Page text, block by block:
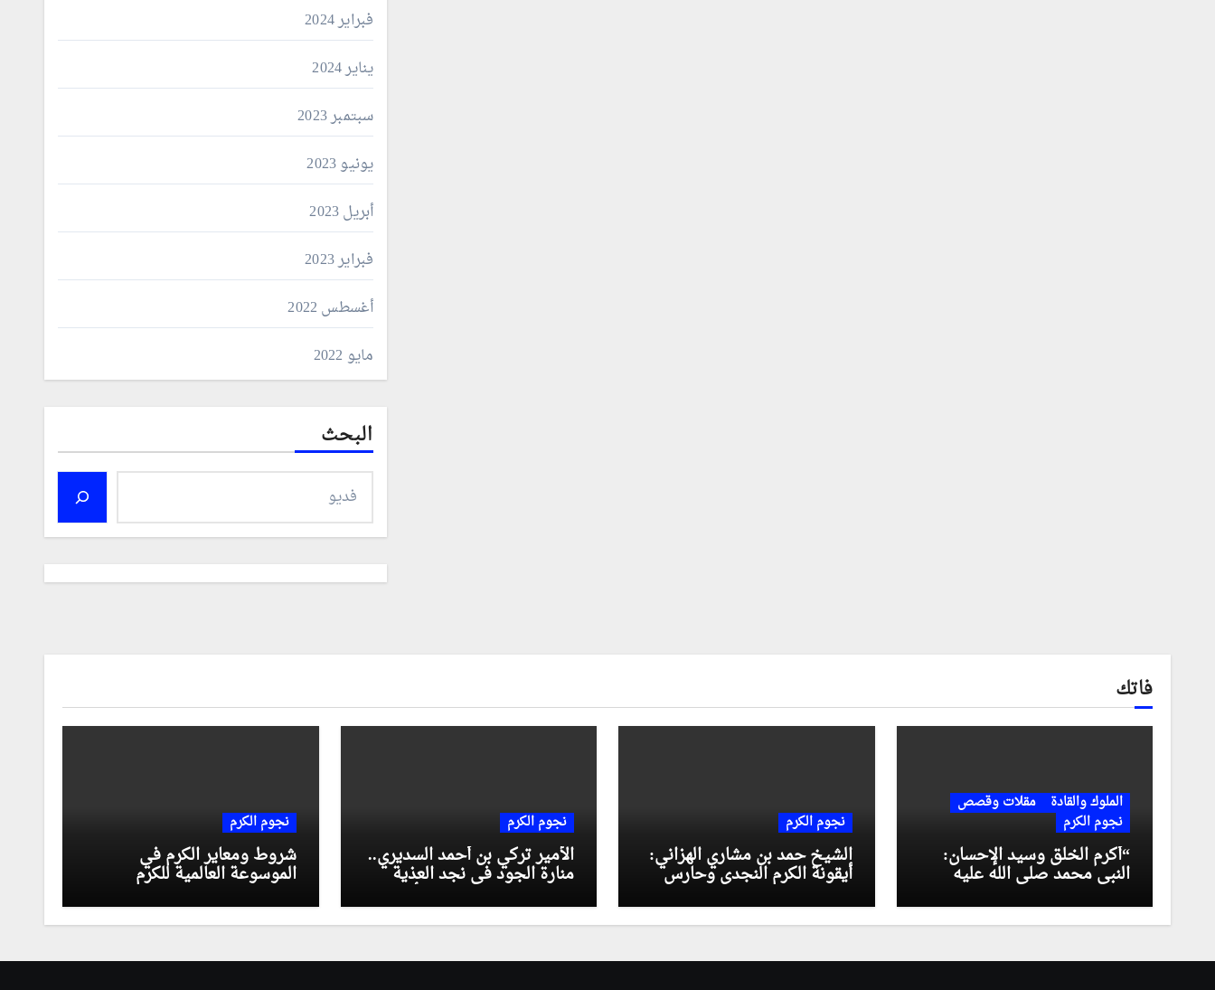
فبراير 2024
يناير 2024
سبتمبر 2023
يونيو 2023
أبريل 2023
فبراير 2023
أغسطس 2022
مايو 2022
البحث
فاتك
الملوك والقادة
مقلات وقصص
نجوم الكرم
“أكرم الخلق وسيد الإحسان:
النبي محمد صلى الله عليه
وسلم رمز العطاء الخالد”
نجوم الكرم
الشيخ حمد بن مشاري الهزاني:
أيقونة الكرم النجدي وحارس
الإرث التاريخي
نجوم الكرم
الأمير تركي بن أحمد السديري..
منارة الجود في نجد العذية
وسفير النبل لدى ولاة الأمر
نجوم الكرم
شروط ومعاير الكرم في
الموسوعة العالمية للكرم